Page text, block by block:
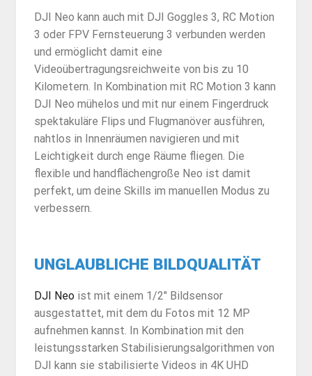
DJI Neo kann auch mit DJI Goggles 3, RC Motion
3 oder FPV Fernsteuerung 3 verbunden werden
und ermöglicht damit eine
Videoübertragungsreichweite von bis zu 10
Kilometern. In Kombination mit RC Motion 3 kann
DJI Neo mühelos und mit nur einem Fingerdruck
spektakuläre Flips und Flugmanöver ausführen,
nahtlos in Innenräumen navigieren und mit
Leichtigkeit durch enge Räume fliegen. Die
flexible und handflächengroße Neo ist damit
perfekt, um deine Skills im manuellen Modus zu
verbessern.
UNGLAUBLICHE BILDQUALITÄT
DJI Neoist mit einem 1/2″ Bildsensor
ausgestattet, mit dem du Fotos mit 12 MP
aufnehmen kannst. In Kombination mit den
leistungsstarken Stabilisierungsalgorithmen von
DJI kann sie stabilisierte Videos in 4K UHD